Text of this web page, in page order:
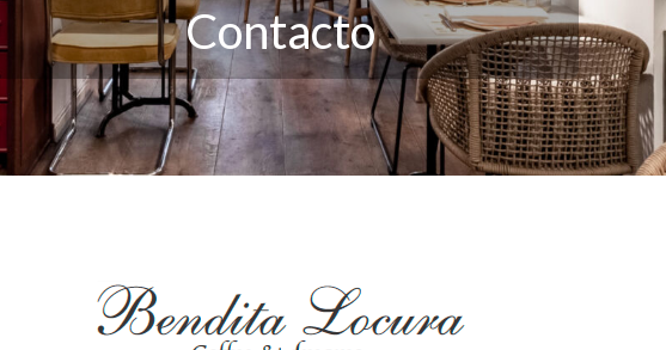
Contacto